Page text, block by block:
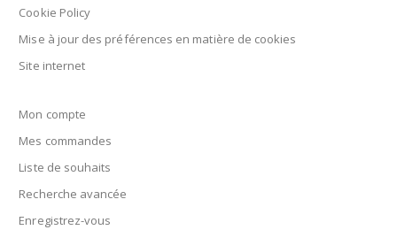
Cookie Policy
Mise à jour des préférences en matière de cookies
Site internet
Mon compte
Mes commandes
Liste de souhaits
Recherche avancée
Enregistrez-vous